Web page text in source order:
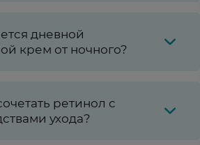
дневной
крем от ночного?
ретинол с
ухода?